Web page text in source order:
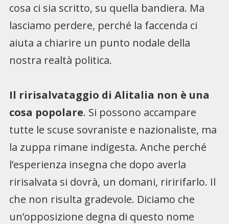
cosa ci sia scritto, su quella bandiera. Ma
lasciamo perdere, perché la faccenda ci
aiuta a chiarire un punto nodale della
nostra realtà politica.
Il ririsalvataggio di Alitalia non è una
cosa popolare. Si possono accampare
tutte le scuse sovraniste e nazionaliste, ma
la zuppa rimane indigesta. Anche perché
l’esperienza insegna che dopo averla
ririsalvata si dovrà, un domani, riririfarlo. Il
che non risulta gradevole. Diciamo che
un’opposizione degna di questo nome